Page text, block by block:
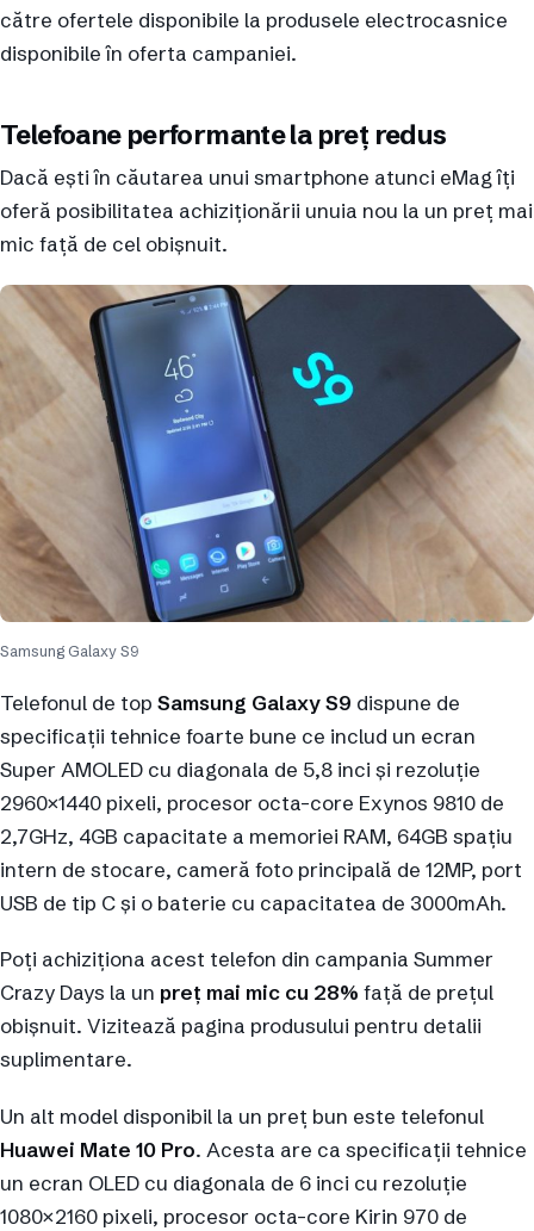
către ofertele disponibile la produsele electrocasnice
disponibile în oferta campaniei.
Telefoane performante la preț redus
Dacă ești în căutarea unui smartphone atunci eMag îți
oferă posibilitatea achiziționării unuia nou la un preț mai
mic față de cel obișnuit.
Samsung Galaxy S9
Telefonul de top Samsung Galaxy S9 dispune de
specificații tehnice foarte bune ce includ un ecran
Super AMOLED cu diagonala de 5,8 inci și rezoluție
2960×1440 pixeli, procesor octa-core Exynos 9810 de
2,7GHz, 4GB capacitate a memoriei RAM, 64GB spațiu
intern de stocare, cameră foto principală de 12MP, port
USB de tip C și o baterie cu capacitatea de 3000mAh.
Poți achiziționa acest telefon din campania Summer
Crazy Days la un preț mai mic cu 28% față de prețul
obișnuit. Vizitează pagina produsului pentru detalii
suplimentare.
Un alt model disponibil la un preț bun este telefonul
Huawei Mate 10 Pro. Acesta are ca specificații tehnice
un ecran OLED cu diagonala de 6 inci cu rezoluție
1080×2160 pixeli, procesor octa-core Kirin 970 de